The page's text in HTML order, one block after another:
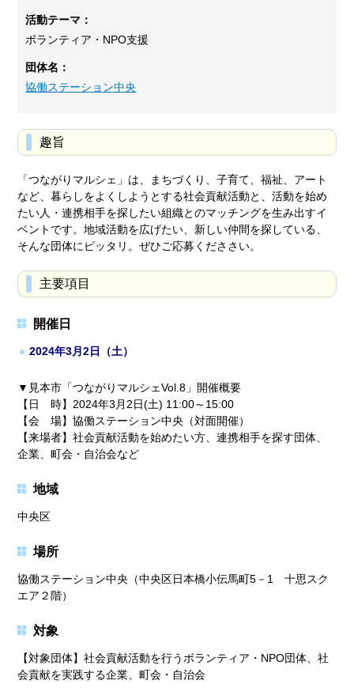
活動テーマ：
ボランティア・NPO支援
団体名：
協働ステーション中央
趣旨
「つながりマルシェ」は、まちづくり、子育て、福祉、アート
など、暮らしをよくしようとする社会貢献活動と、活動を始め
たい人・連携相手を探したい組織とのマッチングを生み出すイ
ベントです。地域活動を広げたい、新しい仲間を探している、
そんな団体にピッタリ。ぜひご応募くだささい。
主要項目
開催日
2024年3月2日（土）
▼見本市「つながりマルシェVol.8」開催概要
【日 時】2024年3月2日(土) 11:00～15:00
【会 場】協働ステーション中央（対面開催）
【来場者】社会貢献活動を始めたい方、連携相手を探す団体、
企業、町会・自治会など
地域
中央区
場所
協働ステーション中央（中央区日本橋小伝馬町5－1 十思スク
エア２階）
対象
【対象団体】社会貢献活動を行うボランティア・NPO団体、社
会貢献を実践する企業、町会・自治会